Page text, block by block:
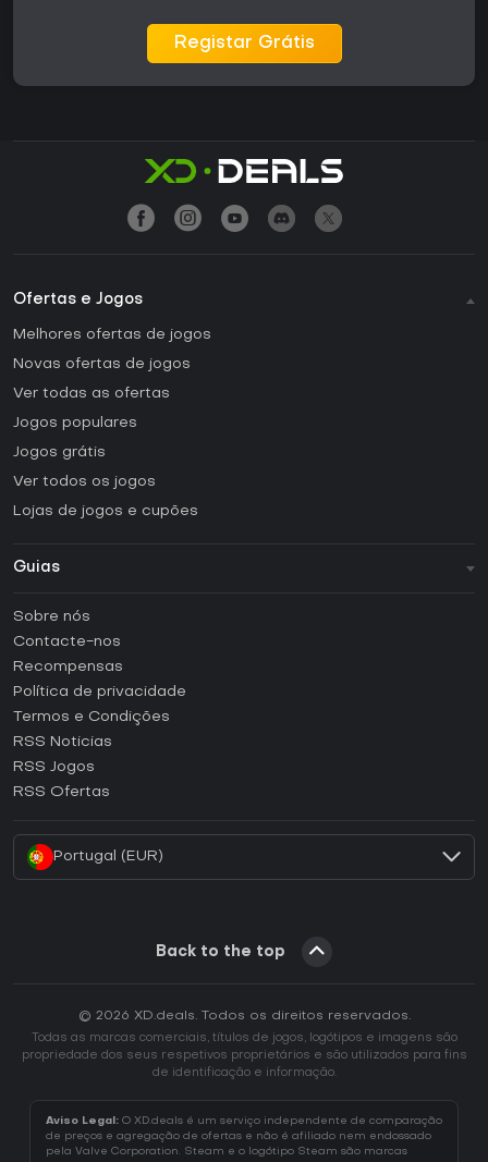
Registar Grátis
Ofertas e Jogos
Melhores ofertas de jogos
Novas ofertas de jogos
Ver todas as ofertas
Jogos populares
Jogos grátis
Ver todos os jogos
Lojas de jogos e cupões
Guias
Como ativar uma CD Key Steam?
Como ativar uma CD Key Epic Games?
Como ativar uma CD Key GOG?
Como ativar uma CD Key Ubisoft Connect?
Sobre nós
Contacte-nos
Recompensas
Política de privacidade
Termos e Condições
RSS Noticias
RSS Jogos
RSS Ofertas
Portugal (EUR)
Back to the top
© 2026 XD.deals. Todos os direitos reservados.
Todas as marcas comerciais, títulos de jogos, logótipos e imagens são
propriedade dos seus respetivos proprietários e são utilizados para fins
de identificação e informação.
Aviso Legal: O XD.deals é um serviço independente de comparação
de preços e agregação de ofertas e não é afiliado nem endossado
pela Valve Corporation. Steam e o logótipo Steam são marcas